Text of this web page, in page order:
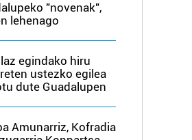
"novenak",
lehenago
egindako hiru
ustezko egilea
dute Guadalupen
Amunarriz, Kofradia